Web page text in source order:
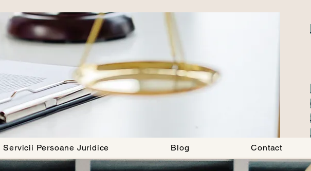
Servicii Persoane Juridice Blog Contact